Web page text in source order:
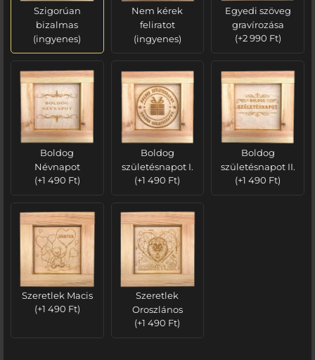
Szigorúan
bizalmas
(ingyenes)
Nem kérek
feliratot
(ingyenes)
Egyedi szöveg
gravírozása
(+2 990 Ft)
Boldog
Névnapot
(+1 490 Ft)
Boldog
születésnapot I.
(+1 490 Ft)
Boldog
születésnapot II.
(+1 490 Ft)
Szeretlek Macis
(+1 490 Ft)
Szeretlek
Oroszlános
(+1 490 Ft)